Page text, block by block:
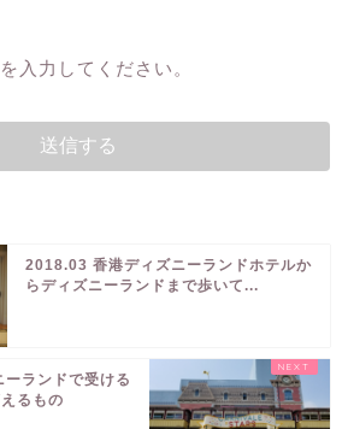
入力してください。
2018.03 香港ディズニーランドホテルか
らディズニーランドまで歩いて...
ランドで受ける
るもの